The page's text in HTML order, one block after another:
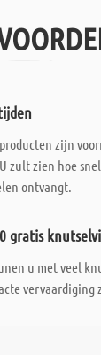
zijn
zult zien hoe
ontvangt.
gratis
u met veel
vervaardiging